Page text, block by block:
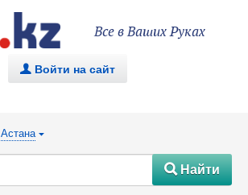
Все в Ваших Руках
. Войти на сайт
Астана {
#Найти